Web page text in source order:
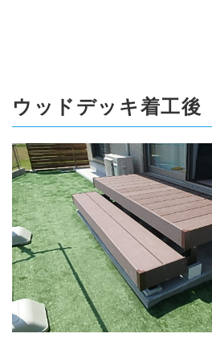
ウッドデッキ着工後